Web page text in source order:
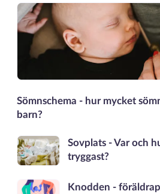
Sömnschema - hur mycket
barn?
Sovplats - Var och
tryggast?
Knodden -